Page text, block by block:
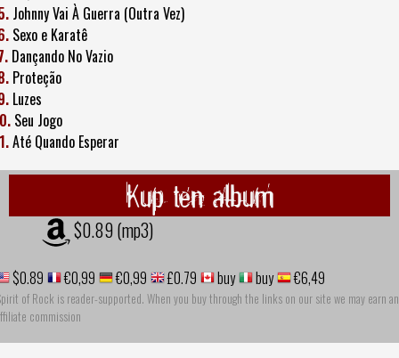
Johnny Vai À Guerra (Outra Vez)
Sexo e Karatê
Dançando No Vazio
Proteção
Luzes
Seu Jogo
Até Quando Esperar
Kup ten album
$0.89 (mp3)
$0.89 €0,99 €0,99 £0.79 buy buy €6,49
of Rock is reader-supported. When you buy through the links on our site we may earn an
commission